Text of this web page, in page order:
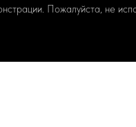
Пожалуйста, не